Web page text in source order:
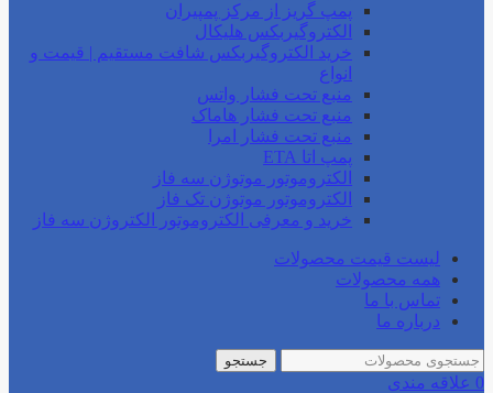
پمپ گریز از مرکز پمپیران
الکتروگیربکس هلیکال
خرید الکتروگیربکس شافت مستقیم | قیمت و
انواع
منبع تحت فشار واتس
منبع تحت فشار هاماک
منبع تحت فشار امرا
پمپ اتا ETA
الکتروموتور موتوژن سه فاز
الکتروموتور موتوژن تک فاز
خرید و معرفی الکتروموتور الکتروژن سه فاز
لیست قیمت محصولات
همه محصولات
تماس با ما
درباره ما
جستجو
0 علاقه مندی